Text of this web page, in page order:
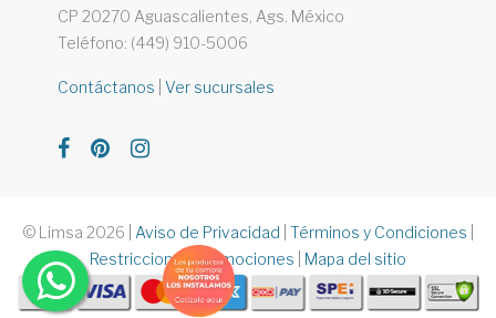
CP 20270 Aguascalientes, Ags. México
Teléfono: (449) 910-5006
Contáctanos |Ver sucursales
© Limsa 2026 Aviso de Privacidad Términos y Condiciones
Restricciones Promociones
Mapa del sitio